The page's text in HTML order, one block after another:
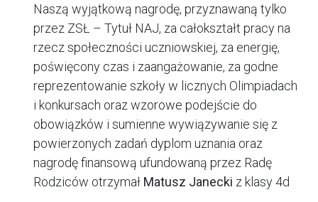
Naszą wyjątkową nagrodę, przyznawaną tylko
przez ZSŁ – Tytuł NAJ, za całokształt pracy na
rzecz społeczności uczniowskiej, za energię,
poświęcony czas i zaangażowanie, za godne
reprezentowanie szkoły w licznych Olimpiadach
i konkursach oraz wzorowe podejście do
obowiązków i sumienne wywiązywanie się z
powierzonych zadań dyplom uznania oraz
nagrodę finansową ufundowaną przez Radę
Rodziców otrzymał Matusz Janecki z klasy 4d